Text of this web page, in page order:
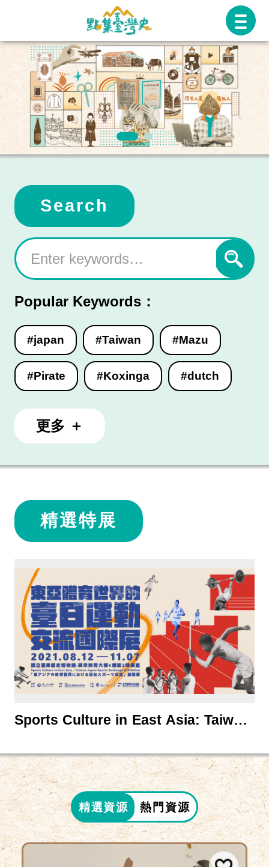
主
要
內
容
Search
Popular Keywords：
#japan #Taiwan #Mazu
#Pirate #Koxinga #dutch
更多 ＋
精選特展
Sports Culture in East Asia: Taiwan-
精選資源 熱門資源